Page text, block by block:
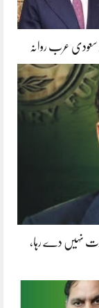
سعودی عرب روانہ
نہیں دے رہا،